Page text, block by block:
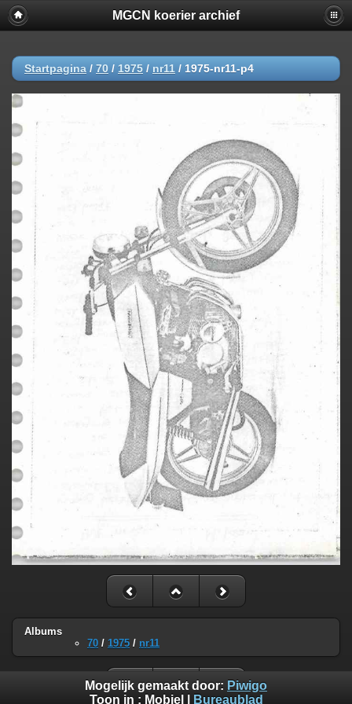
MGCN koerier archief
Startpagina / 70 / 1975 / nr11 / 1975-nr11-p4
Albums
70 / 1975 / nr11
Mogelijk gemaakt door: Piwigo
Toon in : Mobiel Bureaublad